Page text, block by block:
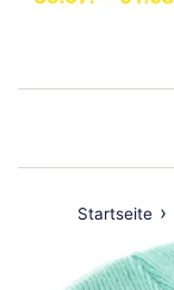
Startseite ›